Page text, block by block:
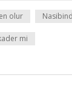
olur
mi